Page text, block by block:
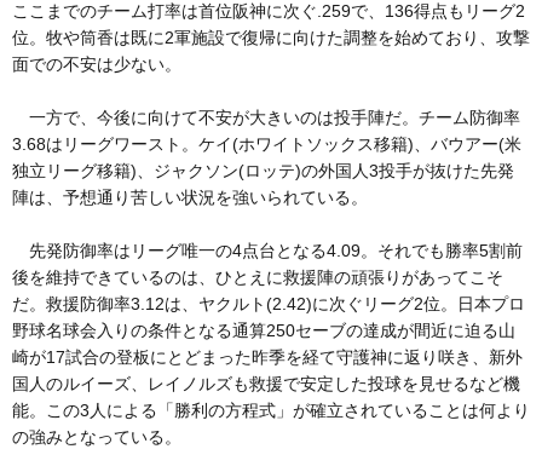
ここまでのチーム打率は首位阪神に次ぐ.259で、136得点もリーグ2
位。牧や筒香は既に2軍施設で復帰に向けた調整を始めており、攻撃
面での不安は少ない。
一方で、今後に向けて不安が大きいのは投手陣だ。チーム防御率
3.68はリーグワースト。ケイ(ホワイトソックス移籍)、バウアー(米
独立リーグ移籍)、ジャクソン(ロッテ)の外国人3投手が抜けた先発
陣は、予想通り苦しい状況を強いられている。
先発防御率はリーグ唯一の4点台となる4.09。それでも勝率5割前
後を維持できているのは、ひとえに救援陣の頑張りがあってこそ
だ。救援防御率3.12は、ヤクルト(2.42)に次ぐリーグ2位。日本プロ
野球名球会入りの条件となる通算250セーブの達成が間近に迫る山
崎が17試合の登板にとどまった昨季を経て守護神に返り咲き、新外
国人のルイーズ、レイノルズも救援で安定した投球を見せるなど機
能。この3人による「勝利の方程式」が確立されていることは何より
の強みとなっている。